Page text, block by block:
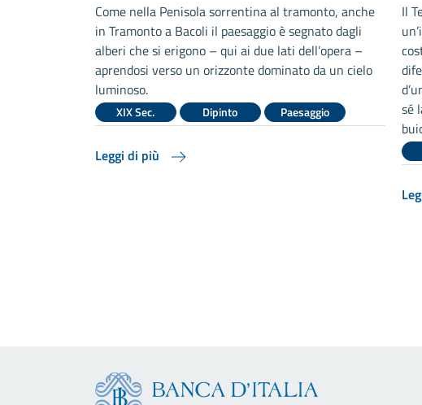
Come nella Penisola sorrentina al tramonto, anche
in Tramonto a Bacoli il paesaggio è segnato dagli
alberi che si erigono – qui ai due lati dell’opera –
aprendosi verso un orizzonte dominato da un cielo
luminoso.
XIX Sec. Dipinto Paesaggio
Leggi di più
Il
sé